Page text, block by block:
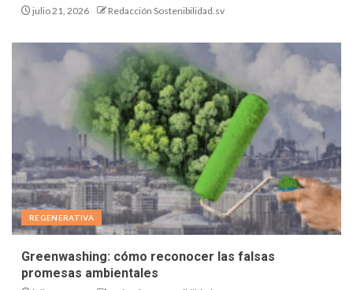
julio 21, 2026 Redacción Sostenibilidad.sv
REGENERATIVA
Greenwashing: cómo reconocer las falsas
promesas ambientales